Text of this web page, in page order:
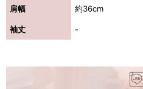
肩幅 約36cm
袖丈 -